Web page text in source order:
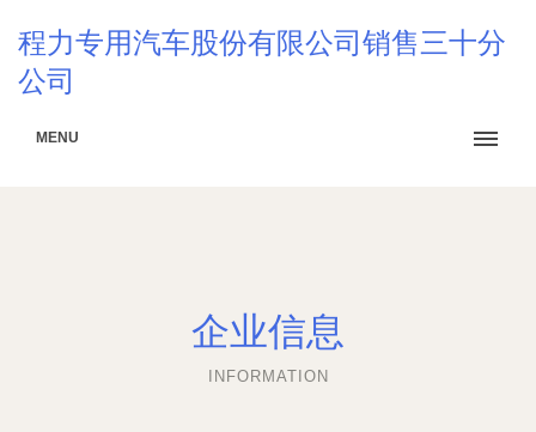
程力专用汽车股份有限公司销售三十分
公司
MENU
企业信息
INFORMATION